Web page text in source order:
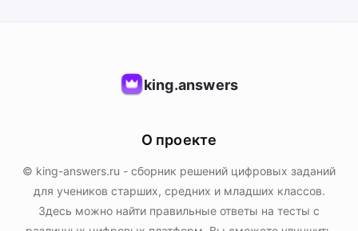
king.answers
О проекте
© king-answers.ru - сборник решений цифровых заданий
для учеников старших, средних и младших классов.
Здесь можно найти правильные ответы на тесты с